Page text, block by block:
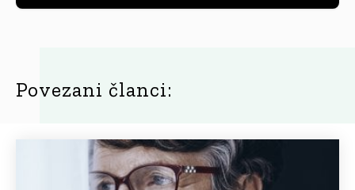
Povezani članci: